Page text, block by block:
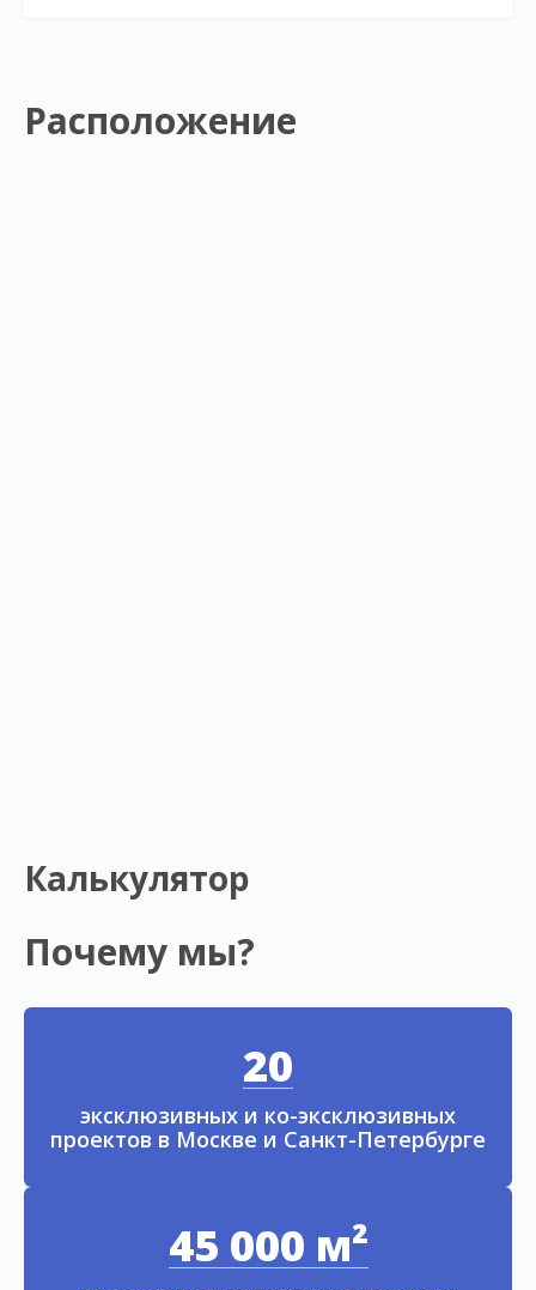
Расположение
Калькулятор
Почему мы?
20
эксклюзивных и ко-эксклюзивных
проектов в Москве и Санкт-Петербурге
45 000 м²